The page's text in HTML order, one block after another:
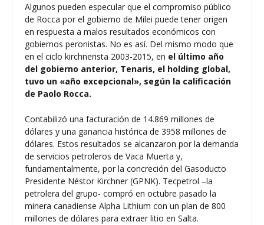
Algunos pueden especular que el compromiso público
de Rocca por el gobierno de Milei puede tener origen
en respuesta a malos resultados económicos con
gobiernos peronistas. No es así. Del mismo modo que
en el ciclo kirchnerista 2003-2015, en el último año
del gobierno anterior, Tenaris, el holding global,
tuvo un «año excepcional», según la calificación
de Paolo Rocca.
Contabilizó una facturación de 14.869 millones de
dólares y una ganancia histórica de 3958 millones de
dólares. Estos resultados se alcanzaron por la demanda
de servicios petroleros de Vaca Muerta y,
fundamentalmente, por la concreción del Gasoducto
Presidente Néstor Kirchner (GPNK). Tecpetrol –la
petrolera del grupo- compró en octubre pasado la
minera canadiense Alpha Lithium con un plan de 800
millones de dólares para extraer litio en Salta.